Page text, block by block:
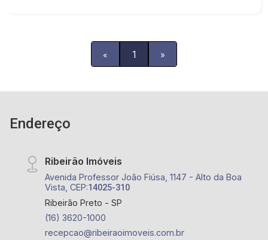
especialistas, oferecemos mais proximidade
com os clientes afim de entender seus objetivos
2.500 cadastros de imóveis para venda, permuta
e lançamentos. Estamos localizados em sede
própria - em uma das melhores avenidas da
da Boa Vista, Ribeirão Preto - SP.
« 1 »
Endereço
Ribeirão Imóveis
Avenida Professor João Fiúsa, 1147 - Alto da Boa
Vista, CEP:14025-310
Ribeirão Preto - SP
(16) 3620-1000
recepcao@ribeiraoimoveis.com.br